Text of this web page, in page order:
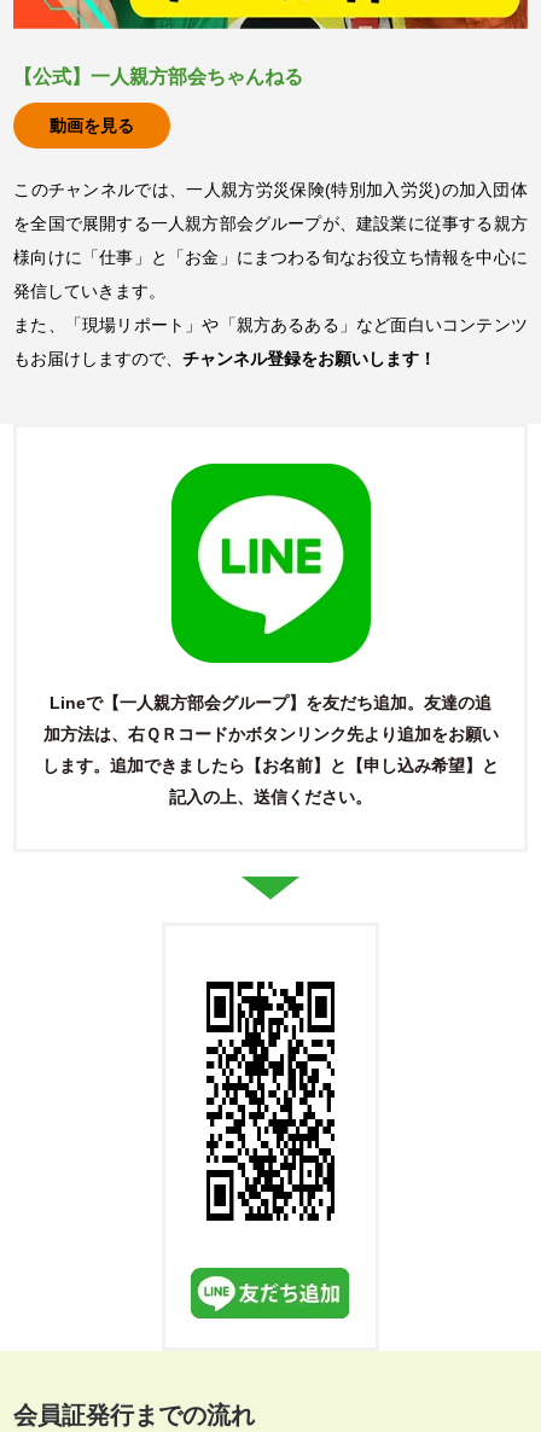
【公式】一人親方部会ちゃんねる
動画を見る
このチャンネルでは、一人親方労災保険(特別加入労災)の加入団体
を全国で展開する一人親方部会グループが、建設業に従事する親方
様向けに「仕事」と「お金」にまつわる旬なお役立ち情報を中心に
発信していきます。
また、「現場リポート」や「親方あるある」など面白いコンテンツ
もお届けしますので、チャンネル登録をお願いします！
Lineで【一人親方部会グループ】を友だち追加。友達の追
加方法は、右ＱＲコードかボタンリンク先より追加をお願い
します。 追加できましたら【お名前】と【申し込み希望】と
記入の上、送信ください。
会員証発行までの流れ